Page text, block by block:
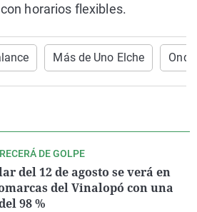
horarios flexibles.
Más de Uno Elche
DE GOLPE
del 12 de agosto se verá en
del Vinalopó con una
98 %